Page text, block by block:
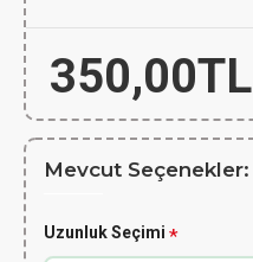
350,00TL
Mevcut Seçenekler:
Uzunluk Seçimi